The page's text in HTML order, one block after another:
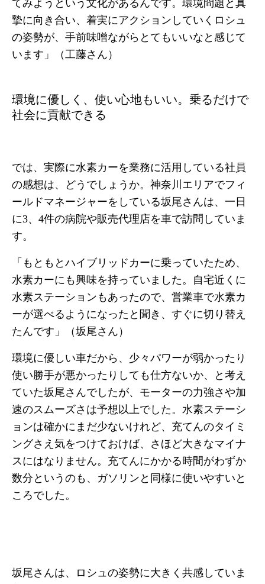
てみようという文化があるんです。環境問題と真
摯に向き合い、着実にアクションしていくロシュ
の姿勢が、手前味噌ながらとてもいいなと感じて
います」（工藤さん）
環境に優しく、使い心地もいい。乗るだけで
社会に貢献できる
では、実際に水素カーを業務に活用している社員
の感想は、どうでしょうか。神奈川エリアでフィ
ールドマネージャーをしている坂尾さんは、一日
に3、4件の病院や販売代理店を車で訪問していま
す。
「もともとハイブリッドカーに乗っていたため、
水素カーにも興味を持っていました。自宅近くに
水素ステーションもあったので、営業車で水素カ
ーが選べるようになったと聞き、すぐに切り替え
たんです」（坂尾さん）
環境に優しい車だから、少々パワーが弱かったり
使い勝手が悪かったりしても仕方ないか、と考え
ていた坂尾さんでしたが、モーターの力強さや加
速のスムーズさは予想以上でした。水素ステーシ
ョンは確かにまだ少ないけれど、充てんのタイミ
ングさえ気をつけておけば、さほど大きなマイナ
スにはなりません。充てんにかかる時間がわずか
数分というのも、ガソリンと同様に使いやすいと
ころでした。
坂尾さんは、ロシュの姿勢に大きく共感していま